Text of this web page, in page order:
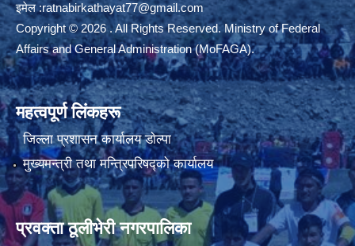
इमेल :ratnabirkathayat77@gmail.com
Copyright © 2026 . All Rights Reserved. Ministry of Federal
Affairs and General Administration (MoFAGA).
महत्वपूर्ण लिंकहरू
जिल्ला प्रशासन कार्यालय डाेल्पा
मुख्यमन्त्री तथा मन्त्रिपरिषद्को कार्यालय
प्रवक्ता ठूलीभेरी नगरपालिका